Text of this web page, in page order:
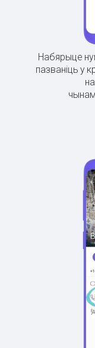
Набярыце
пазваніць у